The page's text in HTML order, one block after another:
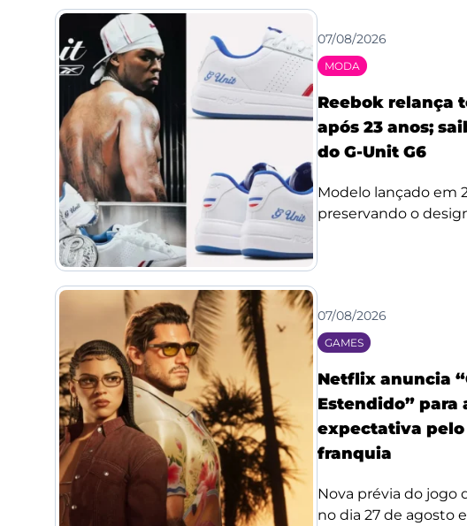
07/08/2026
MODA
Reebok relança
após 23 anos;
do G-Unit G6
Modelo lançado em
preservando o
07/08/2026
GAMES
Netflix anuncia
Estendido” para
expectativa
franquia
Nova prévia do jogo
no dia 27 de agosto